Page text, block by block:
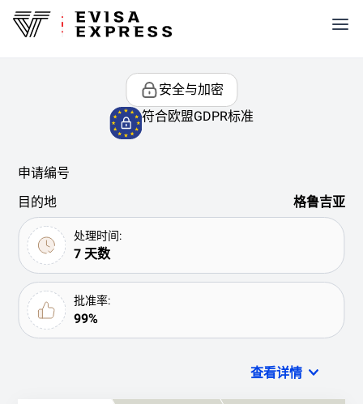
安全与加密
符合欧盟GDPR标准
申请编号
目的地
格鲁吉亚
处理时间:
7 天数
批准率:
99%
查看详情